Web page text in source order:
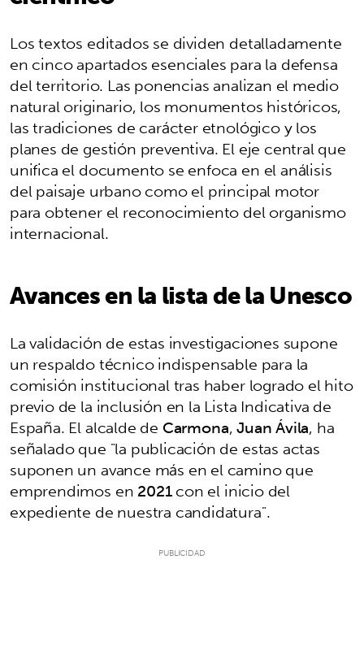
Los textos editados se dividen detalladamente
en cinco apartados esenciales para la defensa
del territorio. Las ponencias analizan el medio
natural originario, los monumentos históricos,
las tradiciones de carácter etnológico y los
planes de gestión preventiva. El eje central que
unifica el documento se enfoca en el análisis
del paisaje urbano como el principal motor
para obtener el reconocimiento del organismo
internacional.
Avances en la lista de la Unesco
La validación de estas investigaciones supone
un respaldo técnico indispensable para la
comisión institucional tras haber logrado el hito
previo de la inclusión en la Lista Indicativa de
España. El alcalde de Carmona,Juan Ávila, ha
señalado que "la publicación de estas actas
suponen un avance más en el camino que
emprendimos en2021con el inicio del
expediente de nuestra candidatura".